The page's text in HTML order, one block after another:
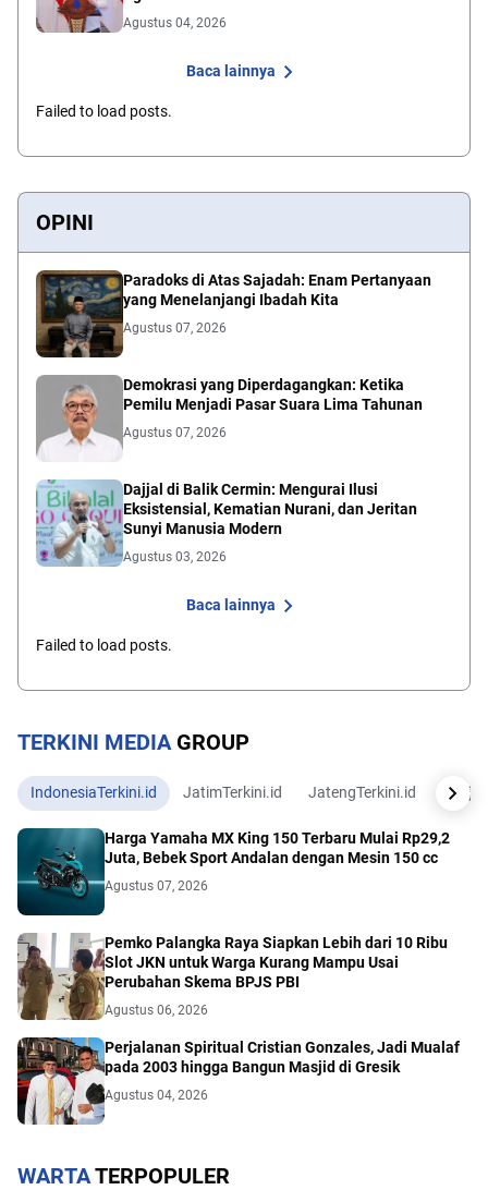
Agustus 04, 2026
Baca lainnya
Failed to load posts.
OPINI
Paradoks di Atas Sajadah: Enam Pertanyaan
yang Menelanjangi Ibadah Kita
Agustus 07, 2026
Demokrasi yang Diperdagangkan: Ketika
Pemilu Menjadi Pasar Suara Lima Tahunan
Agustus 07, 2026
Dajjal di Balik Cermin: Mengurai Ilusi
Eksistensial, Kematian Nurani, dan Jeritan
Sunyi Manusia Modern
Agustus 03, 2026
Baca lainnya
Failed to load posts.
TERKINI MEDIAGROUP
IndonesiaTerkini.id JatimTerkini.id JatengTerkini.id
Harga Yamaha MX King 150 Terbaru Mulai Rp29,2
Juta, Bebek Sport Andalan dengan Mesin 150 cc
Agustus 07, 2026
Pemko Palangka Raya Siapkan Lebih dari 10 Ribu
Slot JKN untuk Warga Kurang Mampu Usai
Perubahan Skema BPJS PBI
Agustus 06, 2026
Perjalanan Spiritual Cristian Gonzales, Jadi Mualaf
pada 2003 hingga Bangun Masjid di Gresik
Agustus 04, 2026
WARTATERPOPULER